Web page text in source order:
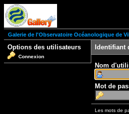
Galerie de l'Observatoire Océanologique de
Options des utilisateurs
Connexion
Identifiant
Nom
Mot de
Les mots de